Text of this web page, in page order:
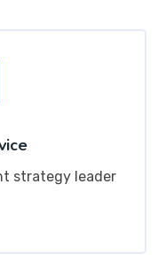
strategy leader